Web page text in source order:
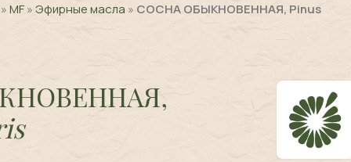
»MF»Эфирные масла » СОСНА ОБЫКНОВЕННАЯ, Pinus